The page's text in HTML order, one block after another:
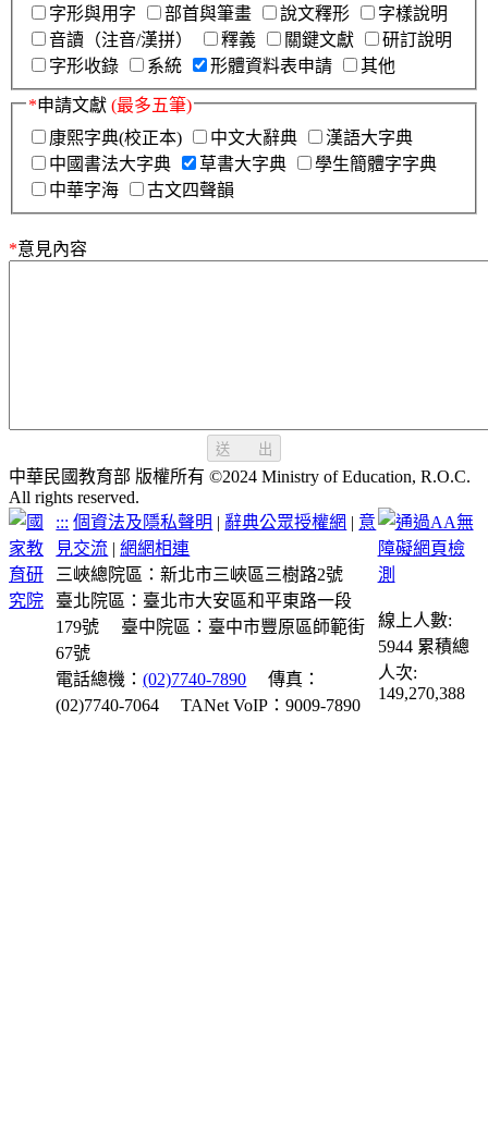
字形與用字
部首與筆畫 說文釋形
字樣說明
音讀（注音/漢拼）
釋義 關鍵文獻
研訂說明
字形收錄
系統 形體資料表申請 其他
*申請文獻 (最多五筆)
康熙字典(校正本)
中文大辭典
漢語大字典
中國書法大字典
草書大字典
學生簡體字字典
中華字海
古文四聲韻
*意見內容
送 出
中華民國教育部 版權所有 ©2024 Ministry of Education, R.O.C.
All rights reserved.
::: 個資法及隱私聲明 | 辭典公眾授權網 | 意
見交流 |網網相連
三峽總院區：新北市三峽區三樹路2號
臺北院區：臺北市大安區和平東路一段
179號
臺中院區：臺中市豐原區師範街
67號
電話總機：(02)7740-7890
傳真：
(02)7740-7064
TANet VoIP：9009-7890
線上人數:
5944 累積總
人次:
149,270,388